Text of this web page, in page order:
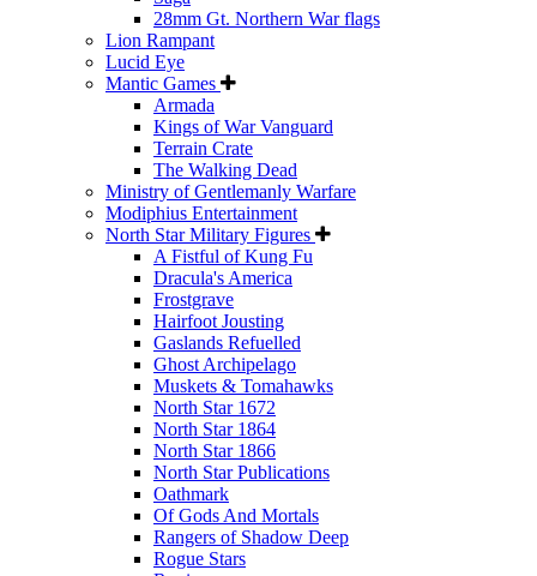
28mm Gt. Northern War flags
Lion Rampant
Lucid Eye
Mantic Games
Armada
Kings of War Vanguard
Terrain Crate
The Walking Dead
Ministry of Gentlemanly Warfare
Modiphius Entertainment
North Star Military Figures
A Fistful of Kung Fu
Dracula's America
Frostgrave
Hairfoot Jousting
Gaslands Refuelled
Ghost Archipelago
Muskets & Tomahawks
North Star 1672
North Star 1864
North Star 1866
North Star Publications
Oathmark
Of Gods And Mortals
Rangers of Shadow Deep
Rogue Stars